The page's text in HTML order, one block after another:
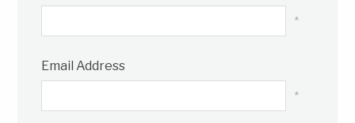
*
Email Address
*